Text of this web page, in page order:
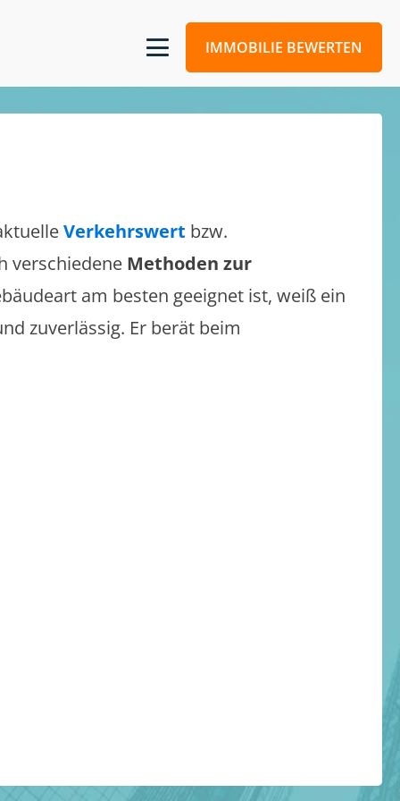
IMMOBILIE BEWERTEN
Verkehrswert bzw.
verschiedene Methoden zur
am besten geeignet ist, weiß ein
zuverlässig. Er berät beim